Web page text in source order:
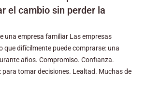
el cambio sin perder la
una empresa familiar Las empresas
que difícilmente puede comprarse: una
años. Compromiso. Confianza.
para tomar decisiones. Lealtad. Muchas de